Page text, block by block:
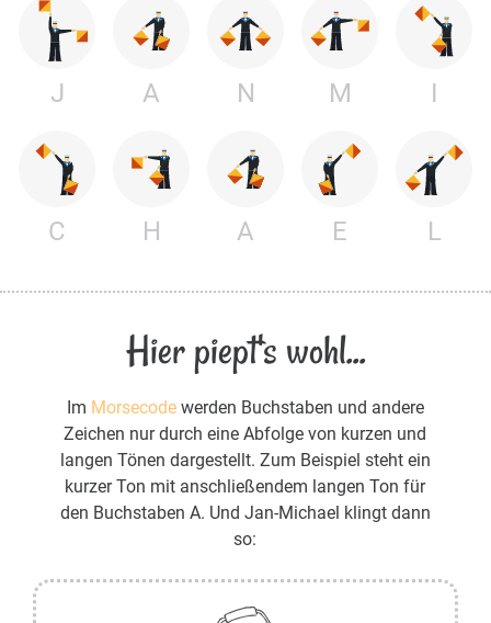
J A N M I
C H A E L
Hier piept's wohl...
Im Morsecodewerden Buchstaben und andere
Zeichen nur durch eine Abfolge von kurzen und
langen Tönen dargestellt. Zum Beispiel steht ein
kurzer Ton mit anschließendem langen Ton für
den Buchstaben A. Und Jan-Michael klingt dann
so: